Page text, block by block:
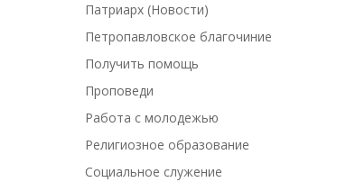
Патриарх (Новости)
Петропавловское благочиние
Получить помощь
Проповеди
Работа с молодежью
Религиозное образование
Социальное служение